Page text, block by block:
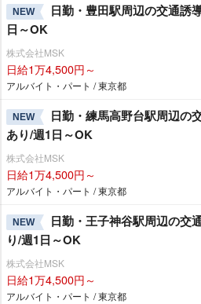
NEW
日勤・豊田駅周辺の交通誘
日～OK
株式会社MSK
日給1万4,500円～
アルバイト・パート / 東京都
NEW
日勤・練馬高野台駅周辺の
あり/週1日～OK
株式会社MSK
日給1万4,500円～
アルバイト・パート / 東京都
NEW
日勤・王子神谷駅周辺の交
り/週1日～OK
株式会社MSK
日給1万4,500円～
アルバイト・パート / 東京都